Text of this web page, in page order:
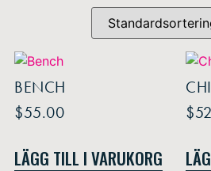
BENCH
$55.00
LÄGG TILL I VARUKORG
$